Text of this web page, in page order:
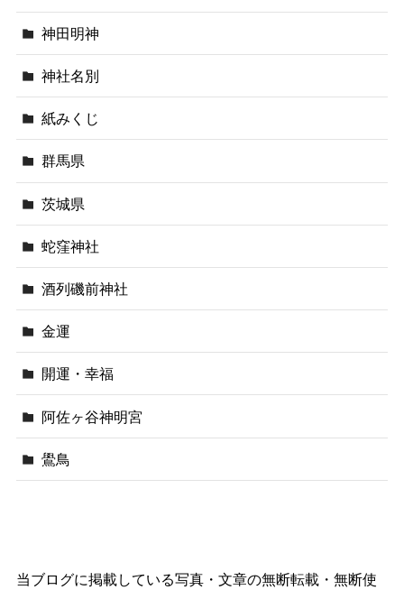
神田明神
神社名別
紙みくじ
群馬県
茨城県
蛇窪神社
酒列磯前神社
金運
開運・幸福
阿佐ヶ谷神明宮
鷽鳥
当ブログに掲載している写真・文章の無断転載・無断使